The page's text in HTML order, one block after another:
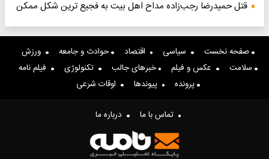
قتل حمیدرضا رجب‌زاده مداح اهل بیت به فجیع ترین شکل ممکن
صفحه نخست سیاسی اقتصاد حوادث و جامعه
ورزش
سلامت
عکس و فیلم خبرهای جالب تکنولوژی
فیلم نامه
پرونده
پیوندها اوقات شرعی
تماس با ما درباره ما